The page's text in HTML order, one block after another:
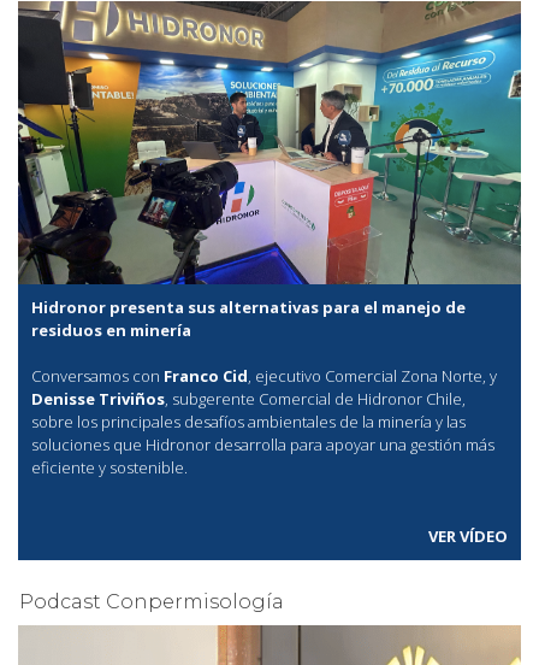
Hidronor presenta sus alternativas para el manejo de
residuos en minería
Conversamos con Franco Cid, ejecutivo Comercial Zona Norte, y
Denisse Triviños, subgerente Comercial de Hidronor Chile,
sobre los principales desafíos ambientales de la minería y las
soluciones que Hidronor desarrolla para apoyar una gestión más
eficiente y sostenible.
VER VÍDEO
Podcast Conpermisología